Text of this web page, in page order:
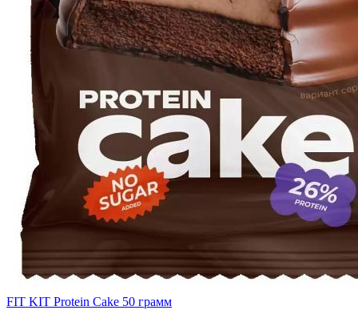
FIT KIT Protein Cake 50 грамм